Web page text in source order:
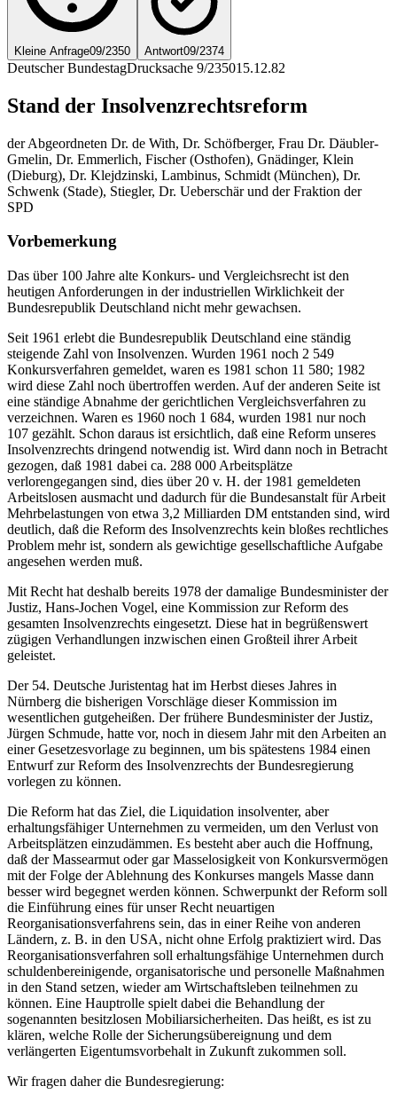
Kleine Anfrage09/2350 Antwort09/2374
Deutscher BundestagDrucksache 9/235015.12.82
Stand der Insolvenzrechtsreform
der Abgeordneten Dr. de With, Dr. Schöfberger, Frau Dr. Däubler-
Gmelin, Dr. Emmerlich, Fischer (Osthofen), Gnädinger, Klein
(Dieburg), Dr. Klejdzinski, Lambinus, Schmidt (München), Dr.
Schwenk (Stade), Stiegler, Dr. Ueberschär und der Fraktion der
SPD
Vorbemerkung
Das über 100 Jahre alte Konkurs- und Vergleichsrecht ist den
heutigen Anforderungen in der industriellen Wirklichkeit der
Bundesrepublik Deutschland nicht mehr gewachsen.
Seit 1961 erlebt die Bundesrepublik Deutschland eine ständig
steigende Zahl von Insolvenzen. Wurden 1961 noch 2 549
Konkursverfahren gemeldet, waren es 1981 schon 11 580; 1982
wird diese Zahl noch übertroffen werden. Auf der anderen Seite ist
eine ständige Abnahme der gerichtlichen Vergleichsverfahren zu
verzeichnen. Waren es 1960 noch 1 684, wurden 1981 nur noch
107 gezählt. Schon daraus ist ersichtlich, daß eine Reform unseres
Insolvenzrechts dringend notwendig ist. Wird dann noch in Betracht
gezogen, daß 1981 dabei ca. 288 000 Arbeitsplätze
verlorengegangen sind, dies über 20 v. H. der 1981 gemeldeten
Arbeitslosen ausmacht und dadurch für die Bundesanstalt für Arbeit
Mehrbelastungen von etwa 3,2 Milliarden DM entstanden sind, wird
deutlich, daß die Reform des Insolvenzrechts kein bloßes rechtliches
Problem mehr ist, sondern als gewichtige gesellschaftliche Aufgabe
angesehen werden muß.
Mit Recht hat deshalb bereits 1978 der damalige Bundesminister der
Justiz, Hans-Jochen Vogel, eine Kommission zur Reform des
gesamten Insolvenzrechts eingesetzt. Diese hat in begrüßenswert
zügigen Verhandlungen inzwischen einen Großteil ihrer Arbeit
geleistet.
Der 54. Deutsche Juristentag hat im Herbst dieses Jahres in
Nürnberg die bisherigen Vorschläge dieser Kommission im
wesentlichen gutgeheißen. Der frühere Bundesminister der Justiz,
Jürgen Schmude, hatte vor, noch in diesem Jahr mit den Arbeiten an
einer Gesetzesvorlage zu beginnen, um bis spätestens 1984 einen
Entwurf zur Reform des Insolvenzrechts der Bundesregierung
vorlegen zu können.
Die Reform hat das Ziel, die Liquidation insolventer, aber
erhaltungsfähiger Unternehmen zu vermeiden, um den Verlust von
Arbeitsplätzen einzudämmen. Es besteht aber auch die Hoffnung,
daß der Massearmut oder gar Masselosigkeit von Konkursvermögen
mit der Folge der Ablehnung des Konkurses mangels Masse dann
besser wird begegnet werden können. Schwerpunkt der Reform soll
die Einführung eines für unser Recht neuartigen
Reorganisationsverfahrens sein, das in einer Reihe von anderen
Ländern, z. B. in den USA, nicht ohne Erfolg praktiziert wird. Das
Reorganisationsverfahren soll erhaltungsfähige Unternehmen durch
schuldenbereinigende, organisatorische und personelle Maßnahmen
in den Stand setzen, wieder am Wirtschaftsleben teilnehmen zu
können. Eine Hauptrolle spielt dabei die Behandlung der
sogenannten besitzlosen Mobiliarsicherheiten. Das heißt, es ist zu
klären, welche Rolle der Sicherungsübereignung und dem
verlängerten Eigentumsvorbehalt in Zukunft zukommen soll.
Wir fragen daher die Bundesregierung: